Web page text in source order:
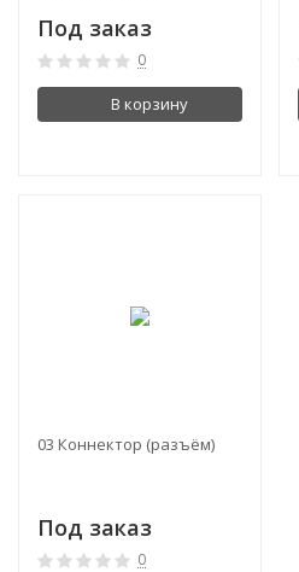
Под заказ
0
В корзину
03 Коннектор (разъём)
Под заказ
0